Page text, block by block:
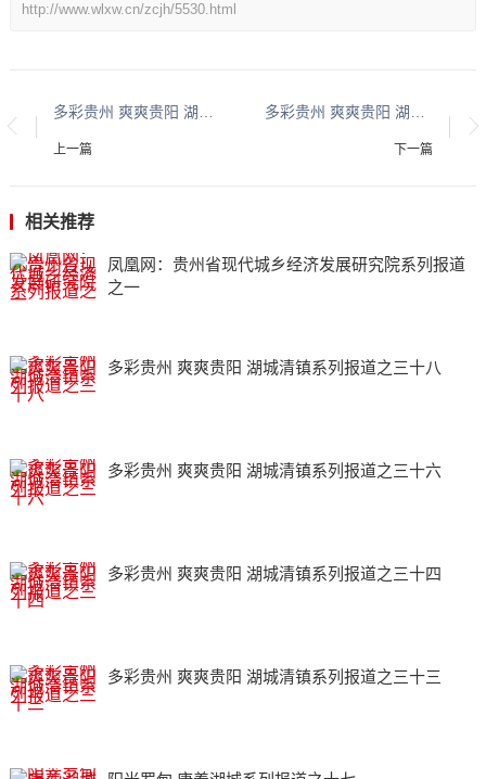
http://www.wlxw.cn/zcjh/5530.html
上一篇 下一篇
相关推荐
凤凰网：贵州省现代城乡经济发展研究院系列报道
之一
多彩贵州 爽爽贵阳 湖城清镇系列报道之三十八
多彩贵州 爽爽贵阳 湖城清镇系列报道之三十六
多彩贵州 爽爽贵阳 湖城清镇系列报道之三十四
多彩贵州 爽爽贵阳 湖城清镇系列报道之三十三